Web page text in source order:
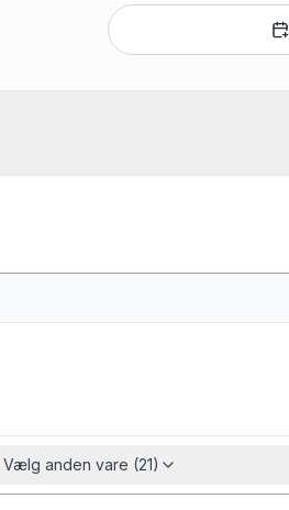
Vælg anden vare (21)